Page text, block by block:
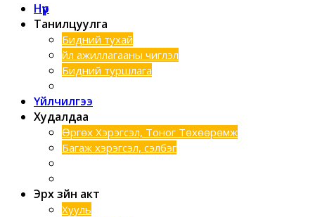
Нүүр
Танилцуулга
Бидний тухай
Үйл ажиллагааны чиглэл
Бидний туршлага
Үйлчилгээ
Худалдаа
Өргөх Хэрэгсэл, Тоног Төхөөрөмж
Багаж хэрэгсэл, сэлбэг
Эрх зүйн акт
Хууль